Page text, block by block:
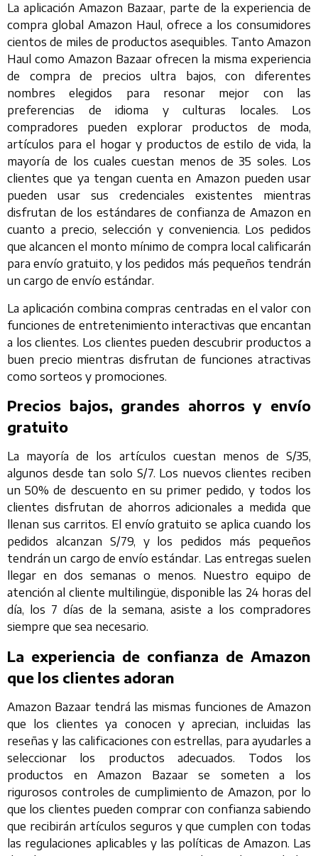
La aplicación Amazon Bazaar, parte de la experiencia de
compra global Amazon Haul, ofrece a los consumidores
cientos de miles de productos asequibles. Tanto Amazon
Haul como Amazon Bazaar ofrecen la misma experiencia
de compra de precios ultra bajos, con diferentes
nombres elegidos para resonar mejor con las
preferencias de idioma y culturas locales. Los
compradores pueden explorar productos de moda,
artículos para el hogar y productos de estilo de vida, la
mayoría de los cuales cuestan menos de 35 soles. Los
clientes que ya tengan cuenta en Amazon pueden usar
pueden usar sus credenciales existentes mientras
disfrutan de los estándares de confianza de Amazon en
cuanto a precio, selección y conveniencia. Los pedidos
que alcancen el monto mínimo de compra local calificarán
para envío gratuito, y los pedidos más pequeños tendrán
un cargo de envío estándar.
La aplicación combina compras centradas en el valor con
funciones de entretenimiento interactivas que encantan
a los clientes. Los clientes pueden descubrir productos a
buen precio mientras disfrutan de funciones atractivas
como sorteos y promociones.
Precios bajos, grandes ahorros y envío
gratuito
La mayoría de los artículos cuestan menos de S/35,
algunos desde tan solo S/7. Los nuevos clientes reciben
un 50% de descuento en su primer pedido, y todos los
clientes disfrutan de ahorros adicionales a medida que
llenan sus carritos. El envío gratuito se aplica cuando los
pedidos alcanzan S/79, y los pedidos más pequeños
tendrán un cargo de envío estándar. Las entregas suelen
llegar en dos semanas o menos. Nuestro equipo de
atención al cliente multilingüe, disponible las 24 horas del
día, los 7 días de la semana, asiste a los compradores
siempre que sea necesario.
La experiencia de confianza de Amazon
que los clientes adoran
Amazon Bazaar tendrá las mismas funciones de Amazon
que los clientes ya conocen y aprecian, incluidas las
reseñas y las calificaciones con estrellas, para ayudarles a
seleccionar los productos adecuados. Todos los
productos en Amazon Bazaar se someten a los
rigurosos controles de cumplimiento de Amazon, por lo
que los clientes pueden comprar con confianza sabiendo
que recibirán artículos seguros y que cumplen con todas
las regulaciones aplicables y las políticas de Amazon. Las